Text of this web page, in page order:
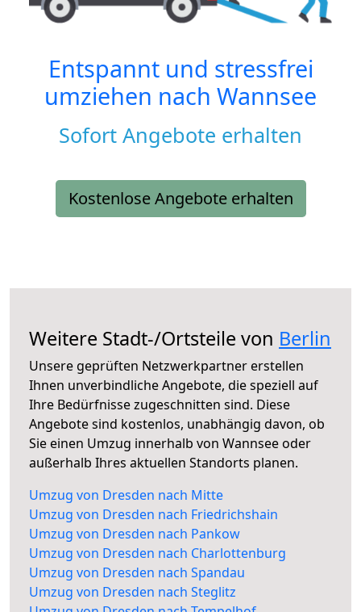
Entspannt und stressfrei
umziehen nach Wannsee
Sofort Angebote erhalten
Kostenlose Angebote erhalten
Weitere Stadt-/Ortsteile von Berlin
Unsere geprüften Netzwerkpartner erstellen
Ihnen unverbindliche Angebote, die speziell auf
Ihre Bedürfnisse zugeschnitten sind. Diese
Angebote sind kostenlos, unabhängig davon, ob
Sie einen Umzug innerhalb von Wannsee oder
außerhalb Ihres aktuellen Standorts planen.
Umzug von Dresden nach Mitte
Umzug von Dresden nach Friedrichshain
Umzug von Dresden nach Pankow
Umzug von Dresden nach Charlottenburg
Umzug von Dresden nach Spandau
Umzug von Dresden nach Steglitz